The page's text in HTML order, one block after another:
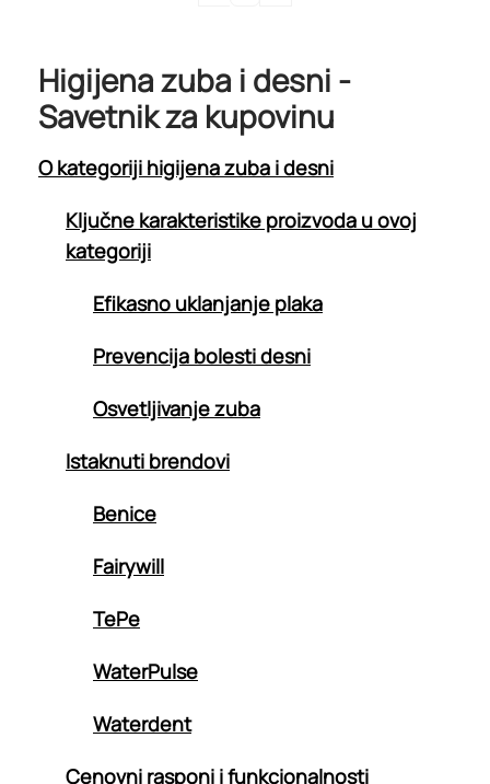
Higijena zuba i desni -
Savetnik za kupovinu
O kategoriji higijena zuba i desni
Ključne karakteristike proizvoda u ovoj
kategoriji
Efikasno uklanjanje plaka
Prevencija bolesti desni
Osvetljivanje zuba
Istaknuti brendovi
Benice
Fairywill
TePe
WaterPulse
Waterdent
Cenovni rasponi i funkcionalnosti